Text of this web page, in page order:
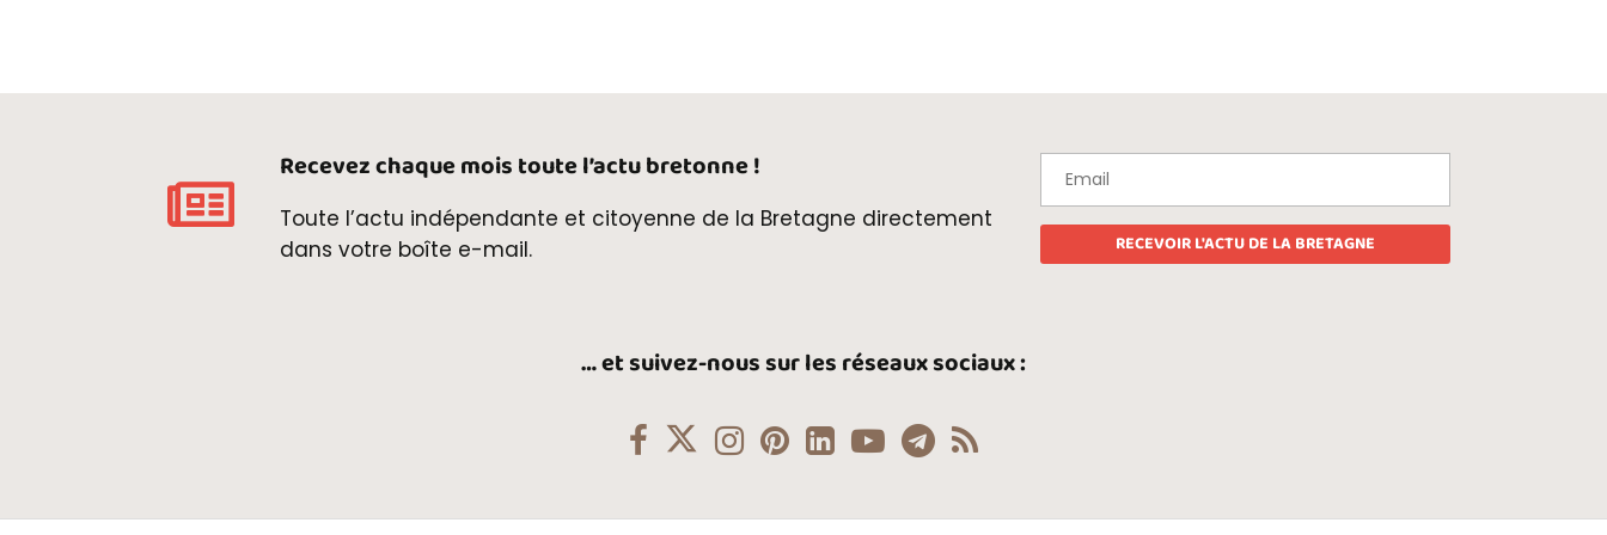
Recevez chaque mois toute l’actu bretonne !
Toute l’actu indépendante et citoyenne de la Bretagne directement
dans votre boîte e-mail.
… et suivez-nous sur les réseaux sociaux :